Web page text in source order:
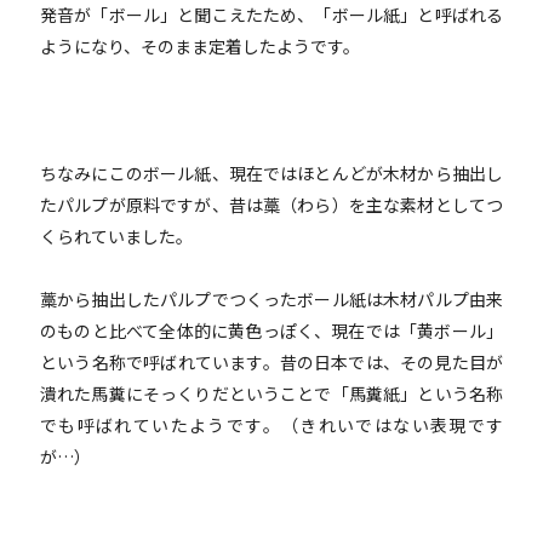
発音が「ボール」と聞こえたため、「ボール紙」と呼ばれる
ようになり、そのまま定着したようです。
ちなみにこのボール紙、現在ではほとんどが木材から抽出し
たパルプが原料ですが、昔は藁（わら）を主な素材としてつ
くられていました。
藁から抽出したパルプでつくったボール紙は木材パルプ由来
のものと比べて全体的に黄色っぽく、現在では「黄ボール」
という名称で呼ばれています。昔の日本では、その見た目が
潰れた馬糞にそっくりだということで「馬糞紙」という名称
でも呼ばれていたようです。（きれいではない表現です
が…）